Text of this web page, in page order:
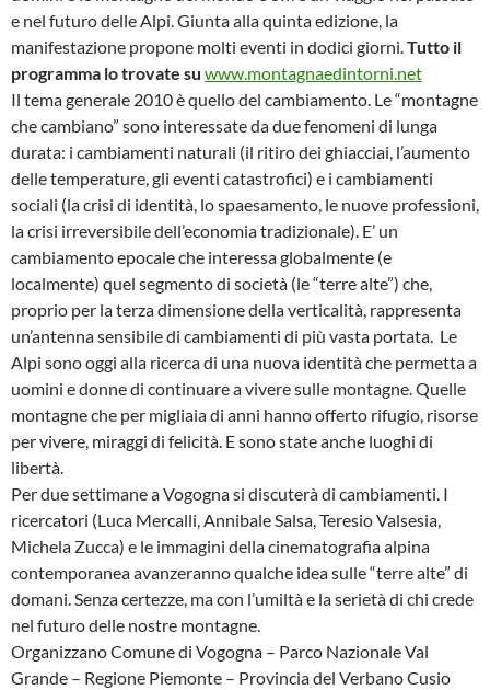
e nel futuro delle Alpi. Giunta alla quinta edizione, la
manifestazione propone molti eventi in dodici giorni.Tutto il
programma lo trovate su www.montagnaedintorni.net
Il tema generale 2010 è quello del cambiamento. Le “montagne
che cambiano” sono interessate da due fenomeni di lunga
durata: i cambiamenti naturali (il ritiro dei ghiacciai, l’aumento
delle temperature, gli eventi catastrofici) e i cambiamenti
sociali (la crisi di identità, lo spaesamento, le nuove professioni,
la crisi irreversibile dell’economia tradizionale). E’ un
cambiamento epocale che interessa globalmente (e
localmente) quel segmento di società (le “terre alte”) che,
proprio per la terza dimensione della verticalità, rappresenta
un’antenna sensibile di cambiamenti di più vasta portata. Le
Alpi sono oggi alla ricerca di una nuova identità che permetta a
uomini e donne di continuare a vivere sulle montagne. Quelle
montagne che per migliaia di anni hanno offerto rifugio, risorse
per vivere, miraggi di felicità. E sono state anche luoghi di
libertà.
Per due settimane a Vogogna si discuterà di cambiamenti. I
ricercatori (Luca Mercalli, Annibale Salsa, Teresio Valsesia,
Michela Zucca) e le immagini della cinematografia alpina
contemporanea avanzeranno qualche idea sulle “terre alte” di
domani. Senza certezze, ma con l’umiltà e la serietà di chi crede
nel futuro delle nostre montagne.
Organizzano Comune di Vogogna – Parco Nazionale Val
Grande – Regione Piemonte – Provincia del Verbano Cusio